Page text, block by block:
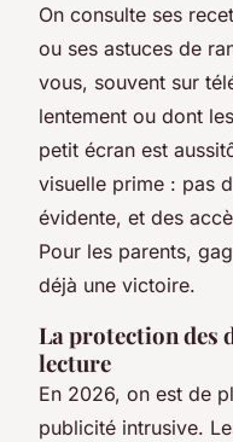
On consulte ses
ou ses astuces de
vous, souvent sur
lentement ou dont
petit écran est
visuelle prime : pas
évidente, et des
Pour les parents,
déjà une victoire.
La protection des
lecture
En 2026, on est de
publicité intrusive.